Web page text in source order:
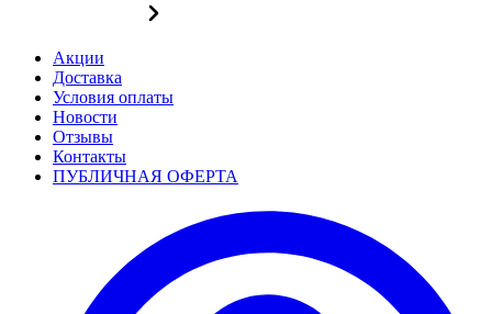
Акции
Доставка
Условия оплаты
Новости
Отзывы
Контакты
ПУБЛИЧНАЯ ОФЕРТА